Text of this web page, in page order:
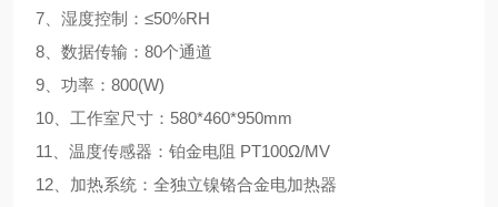
7、湿度控制：≤50%RH
8、数据传输：80个通道
9、功率：800(W)
10、工作室尺寸： 580*460*950mm
11、温度传感器：铂金电阻 PT100Ω/MV
12、加热系统：全独立镍铬合金电加热器